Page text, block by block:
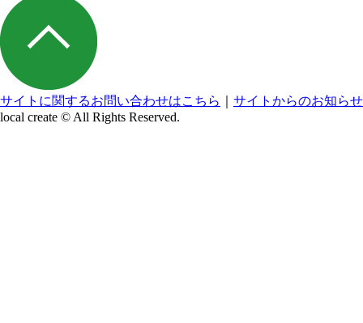
サイトに関するお問い合わせはこちら
サイトからのお知らせ
local create © All Rights Reserved.